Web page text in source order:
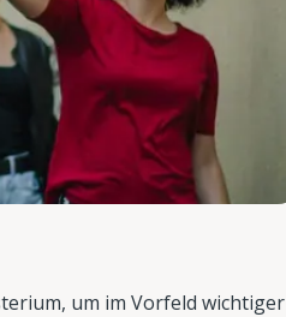
um im Vorfeld wichtiger